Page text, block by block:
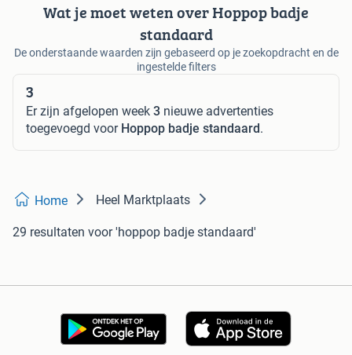
Wat je moet weten over Hoppop badje
standaard
De onderstaande waarden zijn gebaseerd op je zoekopdracht en de
ingestelde filters
3
Er zijn afgelopen week 3 nieuwe advertenties
toegevoegd voor Hoppop badje standaard.
Home Heel Marktplaats
29 resultaten voor 'hoppop badje standaard'